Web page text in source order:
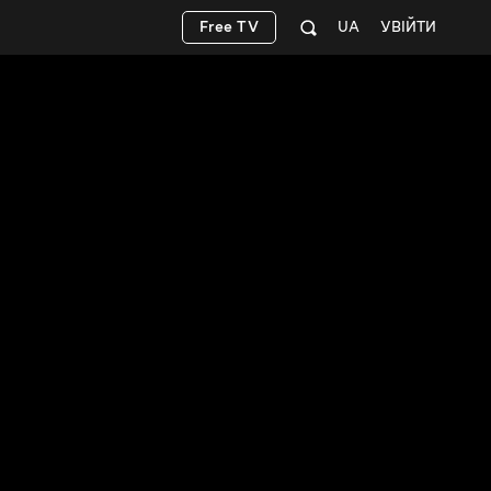
УВІЙТИ
UA
Free TV